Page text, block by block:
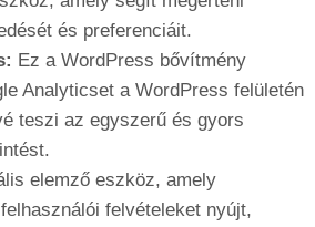
és preferenciáit.
Ez a WordPress bővítmény
Analyticset a WordPress felületén
teszi az egyszerű és gyors
elemző eszköz, amely
felvételeket nyújt,